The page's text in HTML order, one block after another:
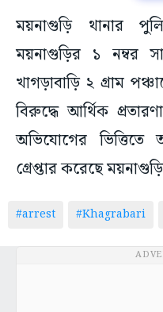
ময়নাগুড়ি থানার
ময়নাগুড়ির ১ নম্বর
খাগড়াবাড়ি ২ গ্রাম
বিরুদ্ধে আর্থিক
অভিযোগের ভিত্তিতে
গ্রেপ্তার করেছে
#arrest #Khagrabari